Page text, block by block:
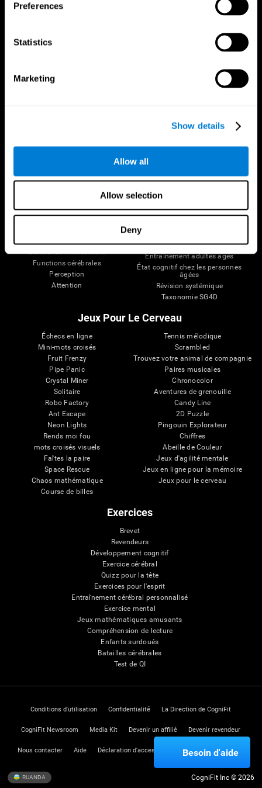
Preferences
Statistics
Marketing
Show details
Allow all
Allow selection
Deny
Cerveau et esprit
Les parties du cerveau
Neurones
Plasticité neuronale
Déficience intellectuelle
Functions cérébrales
Perception
Attention
Validation thérapeutique
numérique
Jeux d'ordinateur
Pilotes
Personnes âgées en bonne santé
(iTV)
Entraînement adultes âgés
État cognitif chez les personnes
âgées
Révision systémique
Taxonomie SG4D
Jeux Pour Le Cerveau
Échecs en ligne
Mini-mots croisés
Fruit Frenzy
Pipe Panic
Crystal Miner
Solitaire
Robo Factory
Ant Escape
Neon Lights
Rends moi fou
mots croisés visuels
Faîtes la paire
Space Rescue
Chaos mathématique
Course de billes
Tennis mélodique
Scrambled
Trouvez votre animal de compagnie
Paires musicales
Chronocolor
Aventures de grenouille
Candy Line
2D Puzzle
Pingouin Explorateur
Chiffres
Abeille de Couleur
Jeux d'agilité mentale
Jeux en ligne pour la mémoire
Jeux pour le cerveau
Exercices
Brevet
Revendeurs
Développement cognitif
Exercice cérébral
Quizz pour la tête
Exercices pour l'esprit
Entraînement cérébral personnalisé
Exercice mental
Jeux mathématiques amusants
Compréhension de lecture
Enfants surdoués
Batailles cérébrales
Test de QI
Conditions d'utilisation Confidentialité La Direction de CogniFit
CogniFit Newsroom Media Kit Devenir un affilié Devenir revendeur
Nous contacter Aide Déclaration d'accessibilité Centre de Confiance
RUANDA CogniFit Inc © 2026
Besoin d'aide